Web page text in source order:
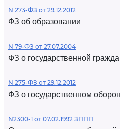
N 273-ФЗ от 29.12.2012
ФЗ об образовании
N 79-ФЗ от 27.07.2004
ФЗ о государственной
N 275-ФЗ от 29.12.2012
ФЗ о государственном
N2300-1 от 07.02.1992 ЗППП